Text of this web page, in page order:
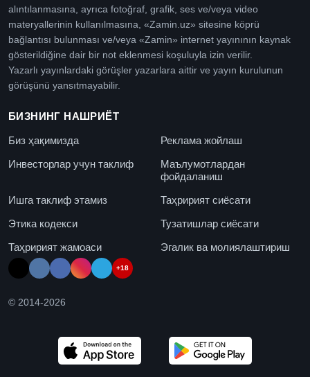
alıntılanmasına, ayrıca fotoğraf, grafik, ses ve/veya video
materyallerinin kullanılmasına, «Zamin.uz» sitesine köprü
bağlantısı bulunması ve/veya «Zamin» internet yayınının kaynak
gösterildiğine dair bir not eklenmesi koşuluyla izin verilir.
Yazarlı yayınlardaki görüşler yazarlara aittir ve yayın kurulunun
görüşünü yansıtmayabilir.
БИЗНИНГ НАШРИЁТ
Биз ҳақимизда
Реклама жойлаш
Инвесторлар учун таклиф
Маълумотлардан
фойдаланиш
Ишга таклиф этамиз
Таҳририят сиёсати
Этика кодекси
Тузатишлар сиёсати
Таҳририят жамоаси
Эгалик ва молиялаштириш
+18
© 2014-2026